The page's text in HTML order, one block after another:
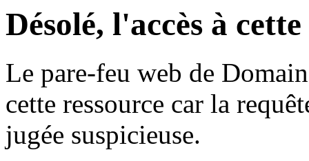
Désolé, l'accès à
Le pare-feu web de
cette ressource car la
jugée suspicieuse.